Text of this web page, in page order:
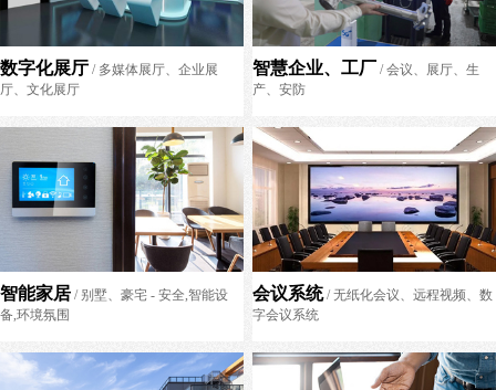
数字化展厅 / 多媒体展厅、企业展
厅、文化展厅
智慧企业、工厂 / 会议、展厅、生
产、安防
智能家居 / 别墅、豪宅 - 安全,智能设
备,环境氛围
会议系统/ 无纸化会议、远程视频、数
字会议系统